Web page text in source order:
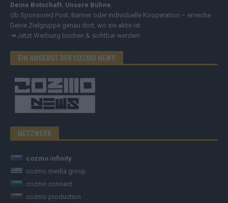
Deine Botschaft. Unsere Bühne.
Ob Sponsored Post, Banner oder individuelle Kooperation – erreiche
Deine Zielgruppe genau dort, wo sie aktiv ist.
➔ Jetzt Werbung buchen & sichtbar werden!
EIN ANGEBOT DER COZMO NEWS
NETZWERK
cozmo infinity
cozmo media group
cozmo connect
cozmo production